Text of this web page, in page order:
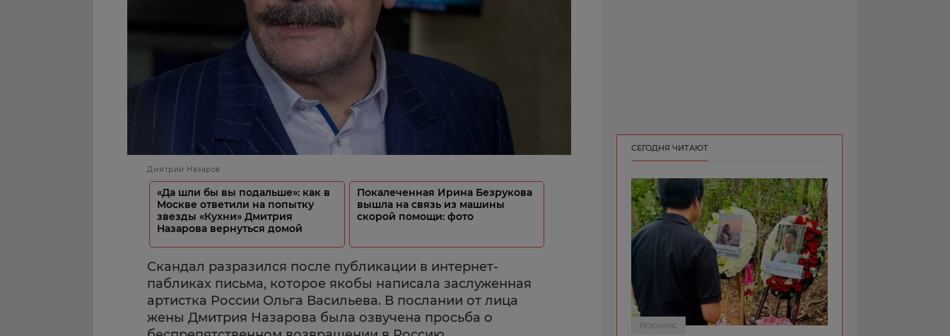
Дмитрий Назаров
«Да шли бы вы подальше»: как в
Москве ответили на попытку
звезды «Кухни» Дмитрия
Назарова вернуться домой
Покалеченная Ирина Безрукова
вышла на связь из машины
скорой помощи: фото
Скандал разразился после публикации в интернет-
пабликах письма, которое якобы написала заслуженная
артистка России Ольга Васильева. В послании от лица
жены Дмитрия Назарова была озвучена просьба о
СЕГОДНЯ ЧИТАЮТ
РЕЗОНАНС